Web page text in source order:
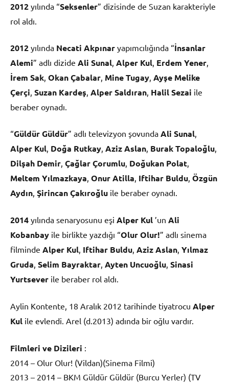
2012 yılında “Seksenler” dizisinde de Suzan karakteriyle
rol aldı.
2012 yılında Necati Akpınar yapımcılığında “İnsanlar
Alemi” adlı dizide Ali Sunal Alper Kul Erdem Yener
İrem Sak Okan Çabalar Mine Tugay Ayşe Melike
Çerçi Suzan Kardeş Alper Saldıran Halil Sezai ile
beraber oynadı.
“Güldür Güldür” adlı televizyon şovunda Ali Sunal
Alper Kul Doğa Rutkay Aziz Aslan Burak Topaloğlu
Dilşah Demir Çağlar Çorumlu Doğukan Polat
Meltem Yılmazkaya Onur Atilla Iftihar Buldu Özgün
Aydın Şirincan Çakıroğlu ile beraber oynadı.
2014 yılında senaryosunu eşi Alper Kul ’un Ali
Kobanbay ile birlikte yazdığı “Olur Olur!” adlı sinema
filminde Alper Kul Iftihar Buldu Aziz Aslan Yılmaz
Gruda Selim Bayraktar Ayten Uncuoğlu Sinasi
Yurtsever ile beraber rol aldı.
Aylin Kontente, 18 Aralık 2012 tarihinde tiyatrocu Alper
Kul ile evlendi. Arel (d.2013) adında bir oğlu vardır.
Filmleri ve Dizileri :
2014 – Olur Olur! (Vildan)(Sinema Filmi)
2013 – 2014 – BKM Güldür Güldür (Burcu Yerler) (TV